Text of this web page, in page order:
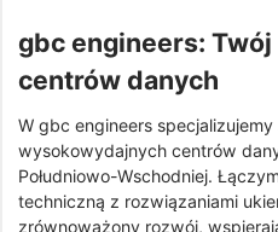
gbc engineers:
centrów danych
W gbc engineers
wysokowydajnych centrów
Południowo-Wschodniej.
techniczną z rozwiązaniami
zrównoważony rozwój,